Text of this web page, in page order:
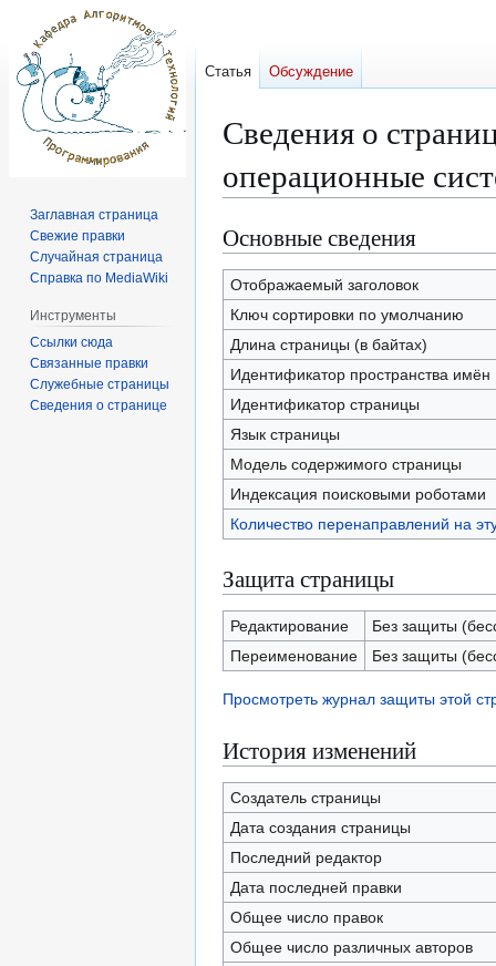
Сведения о
операционные
Перейти
к
навигации
Перейти
к
поиску
Основные сведения
Отображаемый заголовок
Ключ сортировки по умолчанию
Длина страницы (в байтах)
Идентификатор пространства имён
Идентификатор страницы
Язык страницы
Модель содержимого страницы
Индексация поисковыми роботами
Количество перенаправлений на
Защита страницы
Редактирование
Без защиты
Переименование
Без защиты
Просмотреть журнал защиты этой
История изменений
Создатель страницы
Дата создания страницы
Последний редактор
Дата последней правки
Общее число правок
Общее число различных авторов
Статья Обсуждение
Заглавная страница
Свежие правки
Случайная страница
Справка по MediaWiki
Инструменты
Ссылки сюда
Связанные правки
Служебные страницы
Сведения о странице